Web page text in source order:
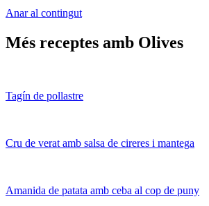
Anar al contingut
Més receptes amb Olives
Tagín de pollastre
Cru de verat amb salsa de cireres i mantega
Amanida de patata amb ceba al cop de puny